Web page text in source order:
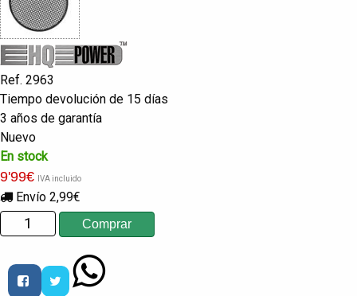
Ref. 2963
Tiempo devolución de 15 días
3 años de garantía
Nuevo
En stock
9'99€ IVA incluido
Envío 2,99€